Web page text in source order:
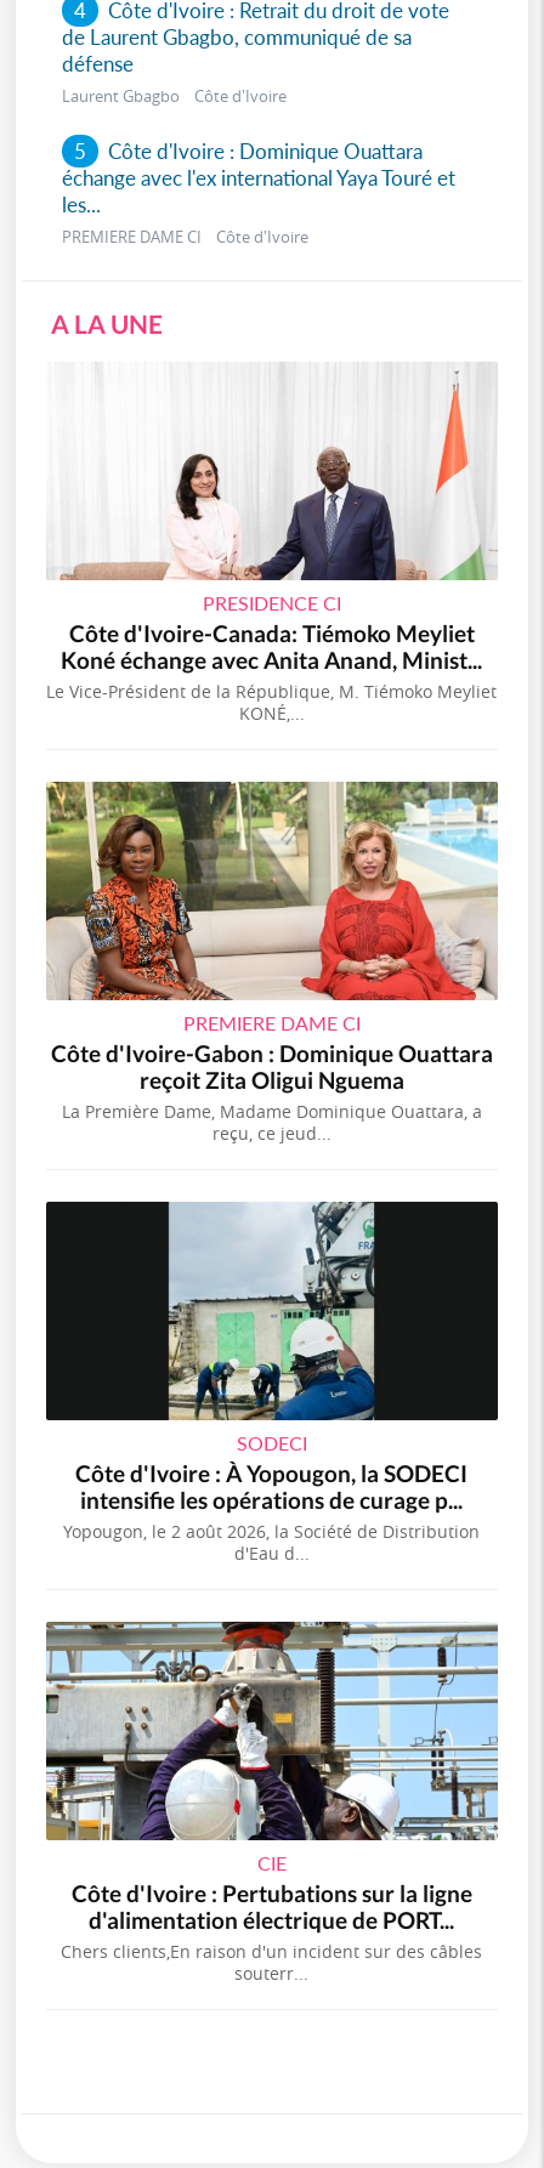
4 Côte d'Ivoire : Retrait du droit de vote
de Laurent Gbagbo, communiqué de sa
défense
Laurent Gbagbo Côte d'Ivoire
5 Côte d'Ivoire : Dominique Ouattara
échange avec l'ex international Yaya Touré et
les...
PREMIERE DAME CI Côte d'Ivoire
A LA UNE
PRESIDENCE CI
Côte d'Ivoire-Canada: Tiémoko Meyliet
Koné échange avec Anita Anand, Minist...
Le Vice-Président de la République, M. Tiémoko Meyliet
KONÉ,...
PREMIERE DAME CI
Côte d'Ivoire-Gabon : Dominique Ouattara
reçoit Zita Oligui Nguema
La Première Dame, Madame Dominique Ouattara, a
reçu, ce jeud...
SODECI
Côte d'Ivoire : À Yopougon, la SODECI
intensifie les opérations de curage p...
Yopougon, le 2 août 2026, la Société de Distribution
d'Eau d...
CIE
Côte d'Ivoire : Pertubations sur la ligne
d'alimentation électrique de PORT...
Chers clients,En raison d'un incident sur des câbles
souterr...